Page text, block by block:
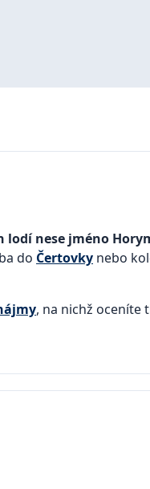
nese jméno
do Čertovky nebo
, na nichž oceníte